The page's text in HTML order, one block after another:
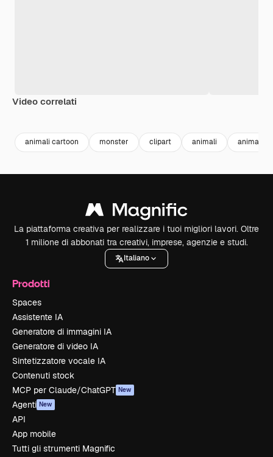
Video correlati
animali cartoon monster clipart animali animals
La piattaforma creativa per realizzare i tuoi migliori lavori. Oltre
1 milione di abbonati tra creativi, imprese, agenzie e studi.
Italiano
Prodotti
Spaces
Assistente IA
Generatore di immagini IA
Generatore di video IA
Sintetizzatore vocale IA
Contenuti stock
MCP per Claude/ChatGPT New
Agenti New
API
App mobile
Tutti gli strumenti Magnific